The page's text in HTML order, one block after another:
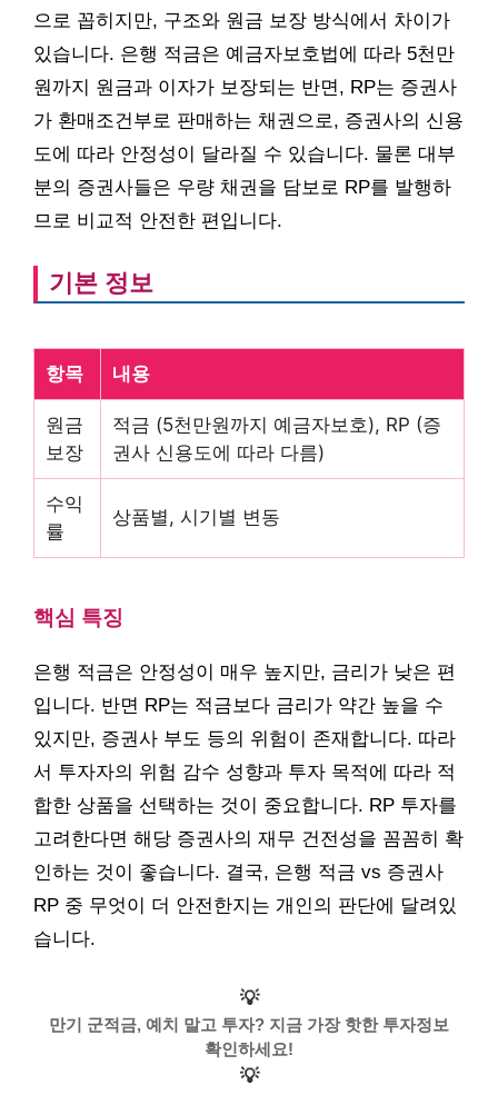
으로 꼽히지만, 구조와 원금 보장 방식에서 차이가
있습니다. 은행 적금은 예금자보호법에 따라 5천만
원까지 원금과 이자가 보장되는 반면, RP는 증권사
가 환매조건부로 판매하는 채권으로, 증권사의 신용
도에 따라 안정성이 달라질 수 있습니다. 물론 대부
분의 증권사들은 우량 채권을 담보로 RP를 발행하
므로 비교적 안전한 편입니다.
기본 정보
항목 내용
원금
보장
적금 (5천만원까지 예금자보호), RP (증
권사 신용도에 따라 다름)
수익
률
상품별, 시기별 변동
핵심 특징
은행 적금은 안정성이 매우 높지만, 금리가 낮은 편
입니다. 반면 RP는 적금보다 금리가 약간 높을 수
있지만, 증권사 부도 등의 위험이 존재합니다. 따라
서 투자자의 위험 감수 성향과 투자 목적에 따라 적
합한 상품을 선택하는 것이 중요합니다. RP 투자를
고려한다면 해당 증권사의 재무 건전성을 꼼꼼히 확
인하는 것이 좋습니다. 결국, 은행 적금 vs 증권사
RP 중 무엇이 더 안전한지는 개인의 판단에 달려있
습니다.
💡
만기 군적금, 예치 말고 투자? 지금 가장 핫한 투자정보
확인하세요!
💡